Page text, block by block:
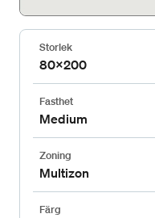
Storlek
80x200
Fasthet
Medium
Zoning
Multizon
Färg